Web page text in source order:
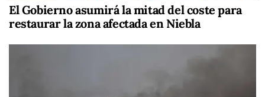
El Gobierno asumirá la mitad del coste para
restaurar la zona afectada en Niebla